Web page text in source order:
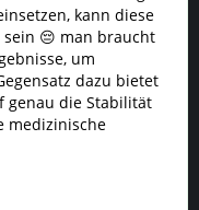
kann diese
😔 man braucht
um
dazu bietet
genau die Stabilität
medizinische